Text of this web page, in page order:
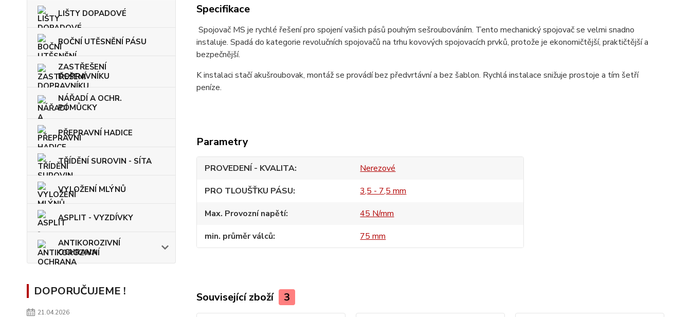
LIŠTY DOPADOVÉ
BOČNÍ UTĚSNĚNÍ PÁSU
ZASTŘEŠENÍ
DOPRAVNÍKU
NÁŘADÍ A OCHR.
POMŮCKY
PŘEPRAVNÍ HADICE
TŘÍDĚNÍ SUROVIN - SÍTA
VYLOŽENÍ MLÝNŮ
ASPLIT - VYZDÍVKY
ANTIKOROZIVNÍ
OCHRANA
DOPORUČUJEME !
21.04.2026
Specifikace
Spojovač MS je rychlé řešení pro spojení vašich pásů pouhým sešroubováním. Tento mechanický spojovač se velmi snadno
instaluje. Spadá do kategorie revolučních spojovačů na trhu kovových spojovacích prvků, protože je ekonomičtější, praktičtější a
bezpečnější.
K instalaci stačí akušroubovak, montáž se provádí bez předvrtávní a bez šablon. Rychlá instalace snižuje prostoje a tím šetří
peníze.
Parametry
PROVEDENÍ - KVALITA
Nerezové
PRO TLOUŠŤKU PÁSU
3,5 - 7,5 mm
Max. Provozní napětí
45 N/mm
min. průměr válců
75 mm
Související zboží 3